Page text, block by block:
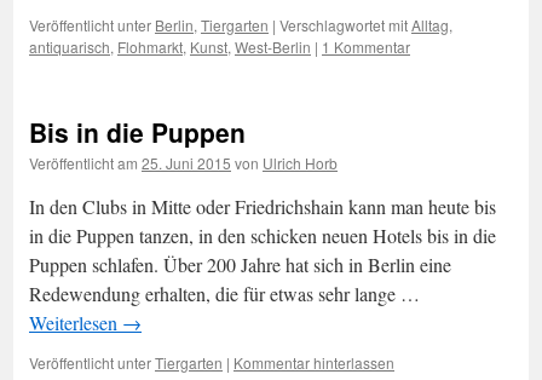
Veröffentlicht unter Berlin, Tiergarten | Verschlagwortet mitAlltag,
antiquarisch, Flohmarkt, Kunst, West-Berlin | 1 Kommentar
Bis in die Puppen
Veröffentlicht am 25. Juni 2015 von Ulrich Horb
In den Clubs in Mitte oder Friedrichshain kann man heute bis
in die Puppen tanzen, in den schicken neuen Hotels bis in die
Puppen schlafen. Über 200 Jahre hat sich in Berlin eine
Redewendung erhalten, die für etwas sehr lange …
Weiterlesen →
Veröffentlicht unterTiergarten | Kommentar hinterlassen